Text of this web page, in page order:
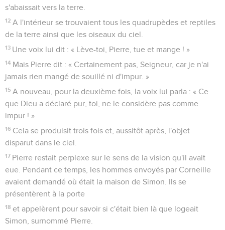
s'abaissait vers la terre.
12 A l'intérieur se trouvaient tous les quadrupèdes et reptiles
de la terre ainsi que les oiseaux du ciel.
13 Une voix lui dit : « Lève-toi, Pierre, tue et mange ! »
14 Mais Pierre dit : « Certainement pas, Seigneur, car je n'ai
jamais rien mangé de souillé ni d'impur. »
15 A nouveau, pour la deuxième fois, la voix lui parla : « Ce
que Dieu a déclaré pur, toi, ne le considère pas comme
impur ! »
16 Cela se produisit trois fois et, aussitôt après, l'objet
disparut dans le ciel.
17 Pierre restait perplexe sur le sens de la vision qu'il avait
eue. Pendant ce temps, les hommes envoyés par Corneille
avaient demandé où était la maison de Simon. Ils se
présentèrent à la porte
18 et appelèrent pour savoir si c'était bien là que logeait
Simon, surnommé Pierre.